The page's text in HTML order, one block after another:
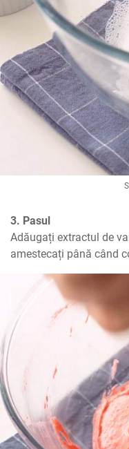
3. Pasul
Adăugați extractul de
amestecați până când